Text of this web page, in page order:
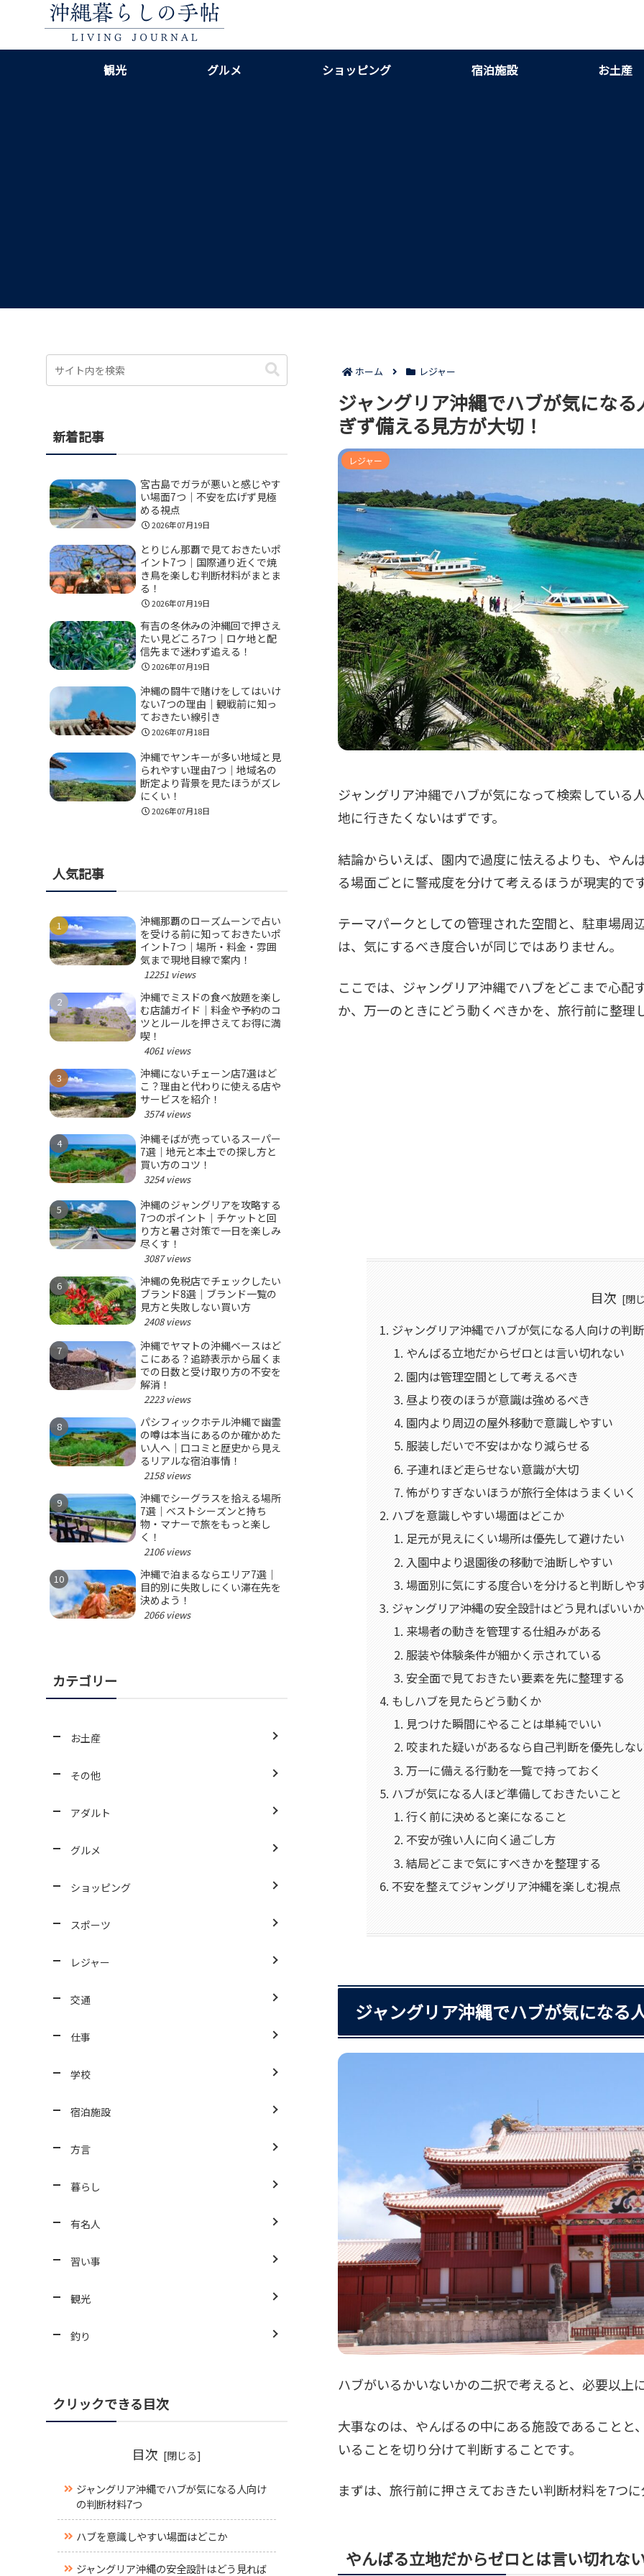
観光 グルメ ショッピング 宿泊施設 お土産
ホーム レジャー
ジャングリア沖縄でハブが気にな
ぎず備える見方が大切！
レジャー
ジャングリア沖縄でハブが気になって検索してい
地に行きたくないはずです。
結論からいえば、園内で過度に怯えるよりも、や
る場面ごとに警戒度を分けて考えるほうが現実的で
テーマパークとしての管理された空間と、駐車場
は、気にするべき度合いが同じではありません。
ここでは、ジャングリア沖縄でハブをどこまで心
か、万一のときにどう動くべきかを、旅行前に整理
目次
ジャングリア沖縄でハブが気になる人向けの判
やんばる立地だからゼロとは言い切れない
園内は管理空間として考えるべき
昼より夜のほうが意識は強めるべき
園内より周辺の屋外移動で意識しやすい
服装しだいで不安はかなり減らせる
子連れほど走らせない意識が大切
怖がりすぎないほうが旅行全体はうまくいく
ハブを意識しやすい場面はどこか
足元が見えにくい場所は優先して避けたい
入園中より退園後の移動で油断しやすい
場面別に気にする度合いを分けると判断しや
ジャングリア沖縄の安全設計はどう見ればいいか
来場者の動きを管理する仕組みがある
服装や体験条件が細かく示されている
安全面で見ておきたい要素を先に整理する
もしハブを見たらどう動くか
見つけた瞬間にやることは単純でいい
咬まれた疑いがあるなら自己判断を優先しな
万一に備える行動を一覧で持っておく
ハブが気になる人ほど準備しておきたいこと
行く前に決めると楽になること
不安が強い人に向く過ごし方
結局どこまで気にすべきかを整理する
不安を整えてジャングリア沖縄を楽しむ視点
ジャングリア沖縄でハブが気になる
ハブがいるかいないかの二択で考えると、必要以上
大事なのは、やんばるの中にある施設であること
いることを切り分けて判断することです。
まずは、旅行前に押さえておきたい判断材料を7つ
やんばる立地だからゼロとは言い切れな
新着記事
宮古島でガラが悪いと感じやす
い場面7つ｜不安を広げず見極
める視点
2026年07月19日
とりじん那覇で見ておきたいポ
イント7つ｜国際通り近くで焼
き鳥を楽しむ判断材料がまとま
る！
2026年07月19日
有吉の冬休みの沖縄回で押さえ
たい見どころ7つ｜ロケ地と配
信先まで迷わず追える！
2026年07月19日
沖縄の闘牛で賭けをしてはいけ
ない7つの理由｜観戦前に知っ
ておきたい線引き
2026年07月18日
沖縄でヤンキーが多い地域と見
られやすい理由7つ｜地域名の
断定より背景を見たほうがズレ
にくい！
2026年07月18日
人気記事
沖縄那覇のローズムーンで占い
を受ける前に知っておきたいポ
イント7つ｜場所・料金・雰囲
気まで現地目線で案内！
12251 views
沖縄でミスドの食べ放題を楽し
む店舗ガイド｜料金や予約のコ
ツとルールを押さえてお得に満
喫！
4061 views
沖縄にないチェーン店7選はど
こ？理由と代わりに使える店や
サービスを紹介！
3574 views
沖縄そばが売っているスーパー
7選｜地元と本土での探し方と
買い方のコツ！
3254 views
沖縄のジャングリアを攻略する
7つのポイント｜チケットと回
り方と暑さ対策で一日を楽しみ
尽くす！
3087 views
沖縄の免税店でチェックしたい
ブランド8選｜ブランド一覧の
見方と失敗しない買い方
2408 views
沖縄でヤマトの沖縄ベースはど
こにある？追跡表示から届くま
での日数と受け取り方の不安を
解消！
2223 views
パシフィックホテル沖縄で幽霊
の噂は本当にあるのか確かめた
い人へ｜口コミと歴史から見え
るリアルな宿泊事情！
2158 views
沖縄でシーグラスを拾える場所
7選｜ベストシーズンと持ち
物・マナーで旅をもっと楽し
く！
2106 views
沖縄で泊まるならエリア7選｜
目的別に失敗しにくい滞在先を
決めよう！
2066 views
カテゴリー
お土産
その他
アダルト
グルメ
ショッピング
スポーツ
レジャー
交通
仕事
学校
宿泊施設
方言
暮らし
有名人
習い事
観光
釣り
クリックできる目次
目次
ジャングリア沖縄でハブが気になる人向け
の判断材料7つ
ハブを意識しやすい場面はどこか
ジャングリア沖縄の安全設計はどう見れば